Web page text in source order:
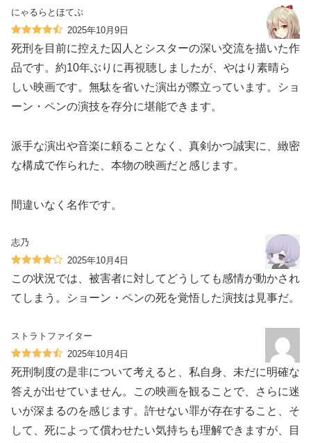
にゃるらとほてぷ
2025年10月9日
死刑を目前に控えた囚人とシスターの深い交流を描いた作
品です。約10年ぶりに再視聴しましたが、やはり素晴ら
しい映画です。無駄を省いた演出が際立っています。ショ
ーン・ペンの演技を存分に堪能できます。
派手な演出や音楽に頼ることなく、真剣かつ誠実に、緻密
な構成で作られた、本物の映画だと感じます。
間違いなく名作です。
志乃
2025年10月4日
この状況では、被害者に対してどうしても感情が動かされ
てしまう。ショーン・ペンの死を覚悟した演技は見事だ。
ストラトファイター
2025年10月4日
死刑制度の是非について考えると、私自身、未だに明確な
答えが出せていません。この映画を観ることで、さらに迷
いが深まるのを感じます。許せない罪が存在すること、そ
して、死によって償わせたい気持ちも理解できますが、目